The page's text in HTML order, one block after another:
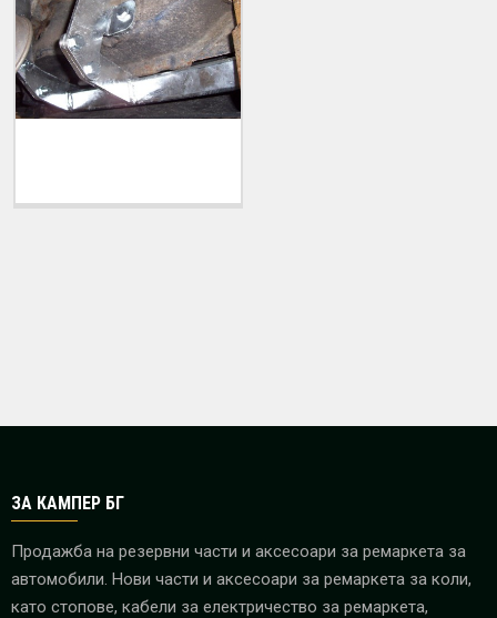
ЗА КАМПЕР БГ
Продажба на резервни части и аксесоари за ремаркета за
автомобили. Нови части и аксесоари за ремаркета за коли,
като стопове, кабели за електричество за ремаркета,